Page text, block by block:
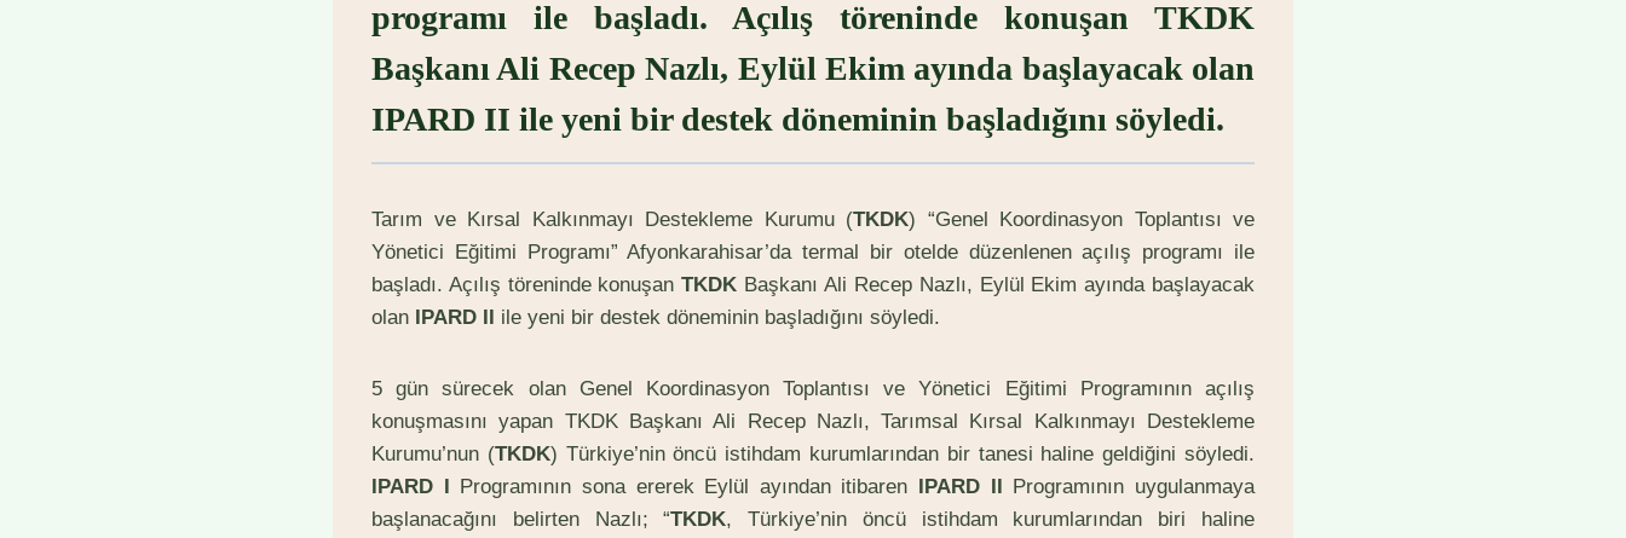
programı ile başladı. Açılış töreninde konuşan TKDK
Başkanı Ali Recep Nazlı, Eylül Ekim ayında başlayacak olan
IPARD II ile yeni bir destek döneminin başladığını söyledi.
Tarım ve Kırsal Kalkınmayı Destekleme Kurumu (TKDK) “Genel Koordinasyon Toplantısı ve
Yönetici Eğitimi Programı” Afyonkarahisar’da termal bir otelde düzenlenen açılış programı ile
başladı. Açılış töreninde konuşanTKDK Başkanı Ali Recep Nazlı, Eylül Ekim ayında başlayacak
olan IPARD II ile yeni bir destek döneminin başladığını söyledi.
5 gün sürecek olan Genel Koordinasyon Toplantısı ve Yönetici Eğitimi Programının açılış
konuşmasını yapan TKDK Başkanı Ali Recep Nazlı, Tarımsal Kırsal Kalkınmayı Destekleme
Kurumu’nun (TKDK) Türkiye’nin öncü istihdam kurumlarından bir tanesi haline geldiğini söyledi.
IPARD I Programının sona ererek Eylül ayından itibaren IPARD II Programının uygulanmaya
başlanacağını belirten Nazlı; “TKDK, Türkiye’nin öncü istihdam kurumlarından biri haline